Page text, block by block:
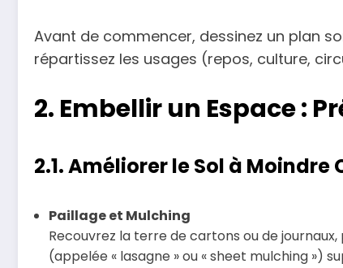
Avant de commencer, dessinez un plan
répartissez les usages (repos, culture,
2. Embellir un Espace :
2.1. Améliorer le Sol à Moindre
Paillage et Mulching
Recouvrez la terre de cartons ou de
(appelée « lasagne » ou « sheet mulching »)